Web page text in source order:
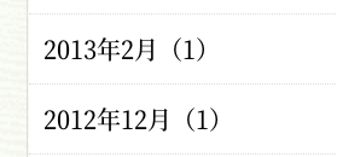
2013年2月（1）
2012年12月（1）